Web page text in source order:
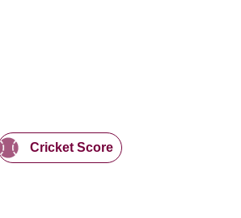
Cricket Score